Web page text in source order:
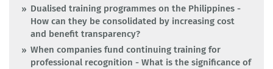
Dualised training programmes on the Philippines -
How can they be consolidated by increasing cost
and benefit transparency?
When companies fund continuing training for
professional recognition - What is the significance of